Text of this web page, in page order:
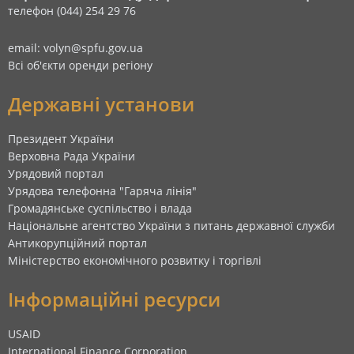
телефон (044) 254 29 76
email: volyn@spfu.gov.ua
Всі об'єкти оренди регіону
Державні установи
Президент України
Верховна Рада України
Урядовий портал
Урядова телефонна "Гаряча лінія"
Громадянське суспільство і влада
Національне агентство України з питань державної служби
Антикорупційний портал
Міністерство економічного розвитку і торгівлі
Інформаційні ресурси
USAID